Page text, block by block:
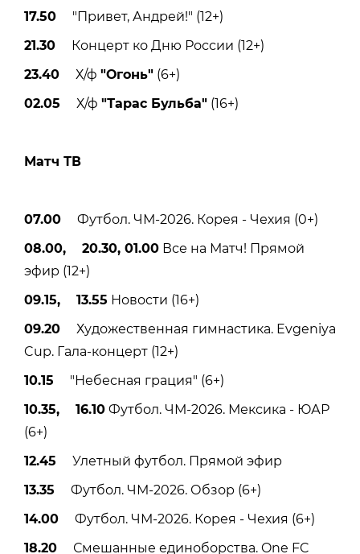
17.50 "Привет, Андрей!" (12+)
21.30 Концерт ко Дню России (12+)
23.40 Х/ф "Огонь" (6+)
02.05 Х/ф "Тарас Бульба" (16+)
Матч ТВ
07.00 Футбол. ЧМ-2026. Корея - Чехия (0+)
08.00, 20.30, 01.00 Все на Матч! Прямой
эфир (12+)
09.15, 13.55 Новости (16+)
09.20 Художественная гимнастика. Evgeniya
Cup. Гала-концерт (12+)
10.15 "Небесная грация" (6+)
10.35, 16.10 Футбол. ЧМ-2026. Мексика - ЮАР
(6+)
12.45 Улетный футбол. Прямой эфир
13.35 Футбол. ЧМ-2026. Обзор (6+)
14.00 Футбол. ЧМ-2026. Корея - Чехия (6+)
18.20 Смешанные единоборства. One FC